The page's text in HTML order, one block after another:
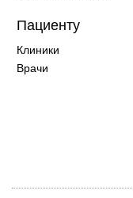
Пациенту
Клиники
Врачи